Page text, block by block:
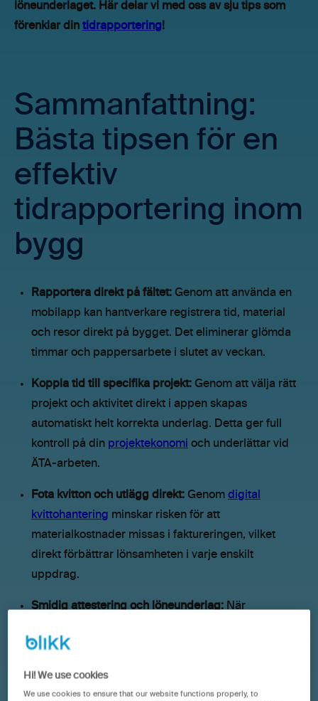
löneunderlaget. Här delar vi med oss av sju tips som
förenklar din tidrapportering!
Sammanfattning:
Bästa tipsen för en
effektiv
tidrapportering inom
bygg
Rapportera direkt på fältet: Genom att använda en
mobilapp kan hantverkare registrera tid, material
och resor direkt på bygget. Det eliminerar glömda
timmar och pappersarbete i slutet av veckan.
Koppla tid till specifika projekt: Genom att välja rätt
projekt och aktivitet direkt i appen skapas
automatiskt helt korrekta underlag. Detta ger full
kontroll på din projektekonomi och underlättar vid
ÄTA-arbeten.
Fota kvitton och utlägg direkt: Genom digital
kvittohantering minskar risken för att
materialkostnader missas i faktureringen, vilket
direkt förbättrar lönsamheten i varje enskilt
uppdrag.
Smidig attestering och löneunderlag:När
snabbt, vilket gör att löner och fakturor kan hanteras
Hi! We use cookies
We use cookies to ensure that our website functions properly, to